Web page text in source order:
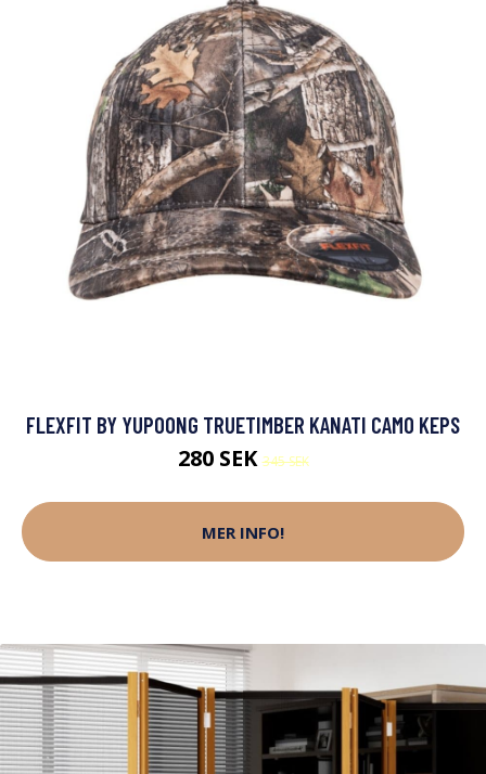
FLEXFIT BY YUPOONG TRUETIMBER KANATI CAMO KEPS
280 SEK345 SEK
MER INFO!